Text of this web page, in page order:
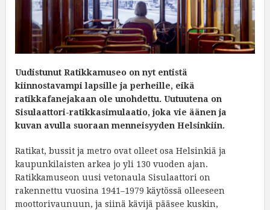
Uudistunut Ratikkamuseo on nyt entistä
kiinnostavampi lapsille ja perheille, eikä
ratikkafanejakaan ole unohdettu. Uutuutena on
Sisulaattori-ratikkasimulaatio, joka vie äänen ja
kuvan avulla suoraan menneisyyden Helsinkiin.
Ratikat, bussit ja metro ovat olleet osa Helsinkiä ja
kaupunkilaisten arkea jo yli 130 vuoden ajan.
Ratikkamuseon uusi vetonaula Sisulaattori on
rakennettu vuosina 1941–1979 käytössä olleeseen
moottorivaunuun, ja siinä kävijä pääsee kuskin,